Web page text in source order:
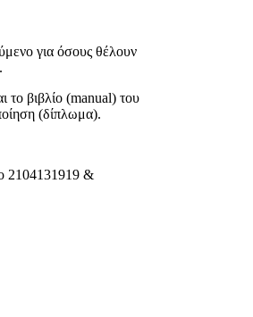
για όσους θέλουν
το βιβλίο (manual) του
(δίπλωμα).
2104131919 &